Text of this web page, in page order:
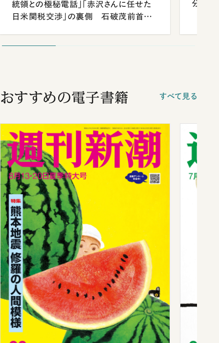
統領との極秘電話」「赤沢さんに任せた
日米関税交渉」の裏側 石破茂前首相
分 佐
おすすめの電子書籍 すべて見る